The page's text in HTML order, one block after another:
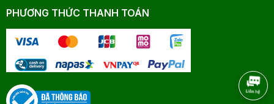
PHƯƠNG THỨC THANH TOÁN